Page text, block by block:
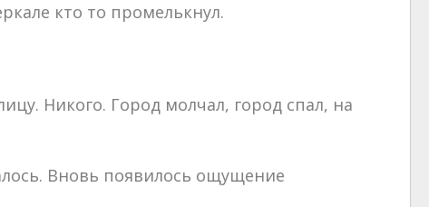
кто то промелькнул.
Никого. Город молчал, город спал, на
Вновь появилось ощущение